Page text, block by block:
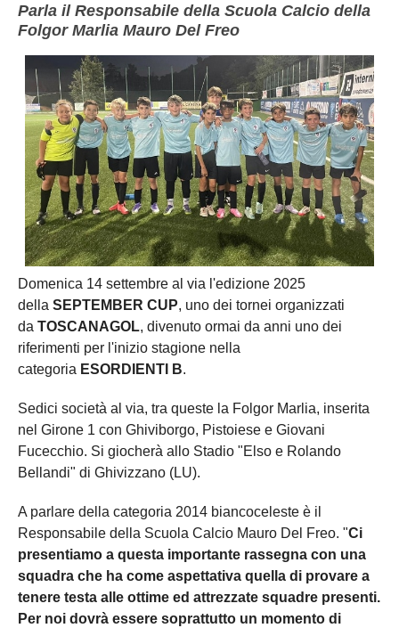
Parla il Responsabile della Scuola Calcio della
Folgor Marlia Mauro Del Freo
Domenica 14 settembre al via l'edizione 2025
della SEPTEMBER CUP, uno dei tornei organizzati
da TOSCANAGOL, divenuto ormai da anni uno dei
riferimenti per l'inizio stagione nella
categoria ESORDIENTI B.
Sedici società al via, tra queste la Folgor Marlia, inserita
nel Girone 1 con Ghiviborgo, Pistoiese e Giovani
Fucecchio. Si giocherà allo Stadio "Elso e Rolando
Bellandi" di Ghivizzano (LU).
A parlare della categoria 2014 biancoceleste è il
Responsabile della Scuola Calcio Mauro Del Freo. "Ci
presentiamo a questa importante rassegna con una
squadra che ha come aspettativa quella di provare a
tenere testa alle ottime ed attrezzate squadre presenti.
Per noi dovrà essere soprattutto un momento di